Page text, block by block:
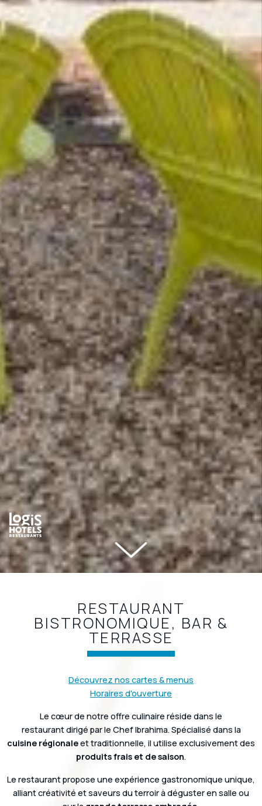
RESTAURANT
BISTRONOMIQUE, BAR &
TERRASSE
Découvrez nos cartes & menus
Horaires d'ouverture
Le cœur de notre offre culinaire réside dans le
restaurant dirigé par le Chef Ibrahima. Spécialisé dans la
cuisine régionaleet traditionnelle, il utilise exclusivement des
produits frais et de saison.
Le restaurant propose une expérience gastronomique unique,
alliant créativité et saveurs du terroir à déguster en salle ou